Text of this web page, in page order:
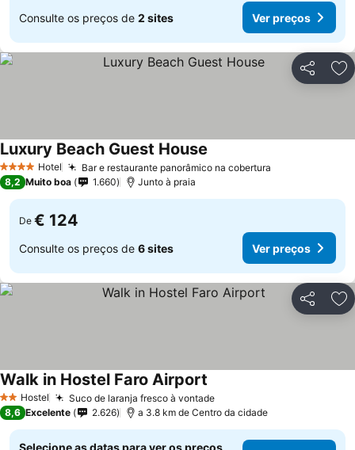
Consulte os preços de 2 sites Ver preços
Partilhar
4 EstrelasHotel Bar e restaurante panorâmico na cobertura
Luxury Beach Guest House
8,2 Muito boa 1.660 Junto à praia
De € 124
Consulte os preços de 6 sites Ver preços
Partilhar
2 Estrelas
Hostel Suco de laranja fresco à vontade
Walk in Hostel Faro Airport
8,6 Excelente 2.626 a 3.8 km de Centro da cidade
Selecione as datas para ver os preços